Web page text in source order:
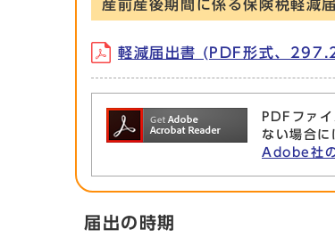
産前産後期間に係る保険税軽減
軽減届出書 (PDF形式、
PDFファ
ない場合に
Adobe社
届出の時期